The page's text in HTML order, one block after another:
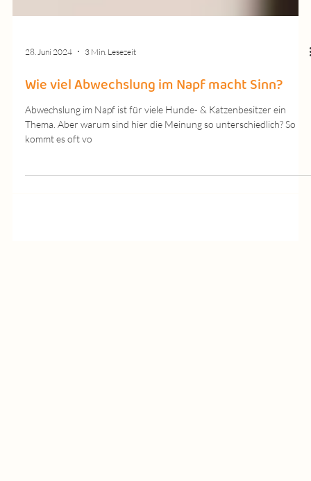
28. Juni 2024 3 Min. Lesezeit
Wie viel Abwechslung im Napf macht Sinn?
Abwechslung im Napf ist für viele Hunde- & Katzenbesitzer ein